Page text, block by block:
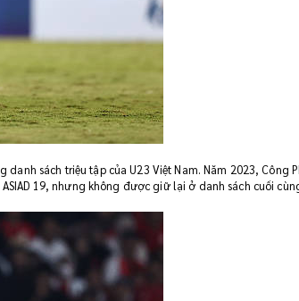
sách triệu tập của U23 Việt Nam. Năm 2023, Công
19, nhưng không được giữ lại ở danh sách cuối